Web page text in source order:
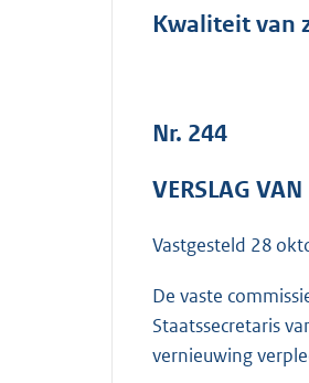
Kwaliteit van
Nr. 244
VERSLAG VAN
Vastgesteld 28
De vaste
Staatssecretaris
vernieuwing